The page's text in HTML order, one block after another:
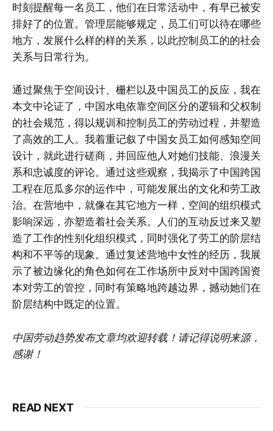
时刻提醒每一名员工，他们在日常活动中，有早已被安
排好了的位置。管理层能够规定，员工们可以待在哪些
地方，发展什么样的样的关系，以此控制员工的的社会
关系与日常行为。
通过聚焦于空间设计、栅栏以及中国员工的反应，我在
本文中论证了，中国水电依靠空间区分的逻辑和父权制
的社会规范，得以规训和控制员工的劳动过程，并塑造
了高效的工人。我着重记叙了中国女员工如何感知空间
设计，就此进行磋商，并回应他人对她们技能、浪漫关
系和忠诚度的评论。通过这些观察，我揭示了中国跨国
工程在厄瓜多尔的运作中，可能发展出的文化和劳工政
治。在营地中，就像在其它地方一样，空间的组织模式
影响深远，亦塑造着社会关系。人们的互动反过来又塑
造了工作的性别化组织模式，同时强化了劳工的阶层结
构和不平等的现象。通过复述营地中女性的经历，我展
示了被边缘化的角色如何在工作场所中反对中国跨国资
本对劳工的管控，同时有策略地跨越边界，撼动她们在
阶层结构中既定的位置。
中国劳动趋势发布文章均欢迎转载！请记得说明来源，
感谢！
READ NEXT